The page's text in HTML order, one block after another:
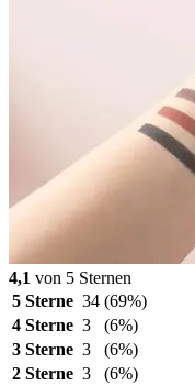
4,1 von 5 Sternen
5 Sterne 34 (69%)
4 Sterne 3
(6%)
3 Sterne 3
(6%)
2 Sterne 3
(6%)